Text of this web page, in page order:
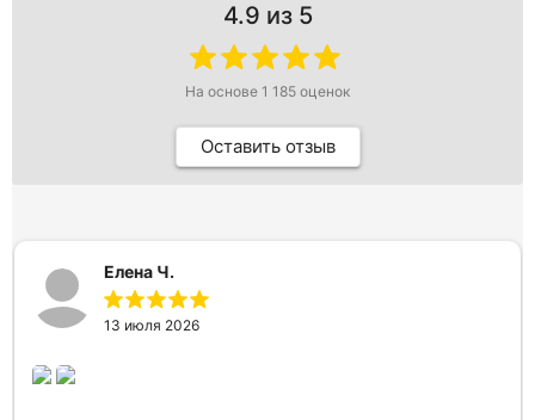
4.9 из 5
На основе 1 185 оценок
Оставить отзыв
Елена Ч.
13 июля 2026